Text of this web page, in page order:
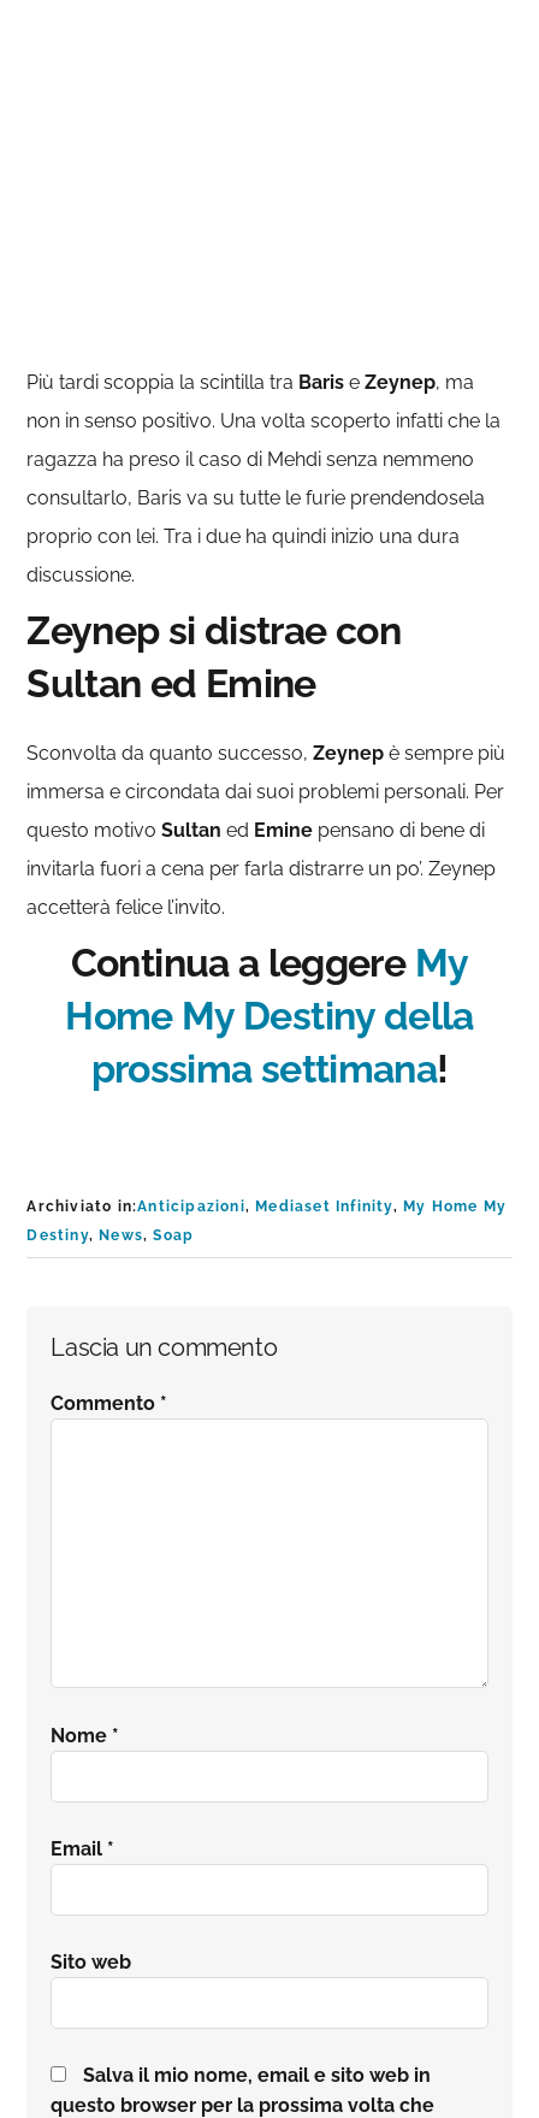
Più tardi scoppia la scintilla tra Baris eZeynep, ma
non in senso positivo. Una volta scoperto infatti che la
ragazza ha preso il caso di Mehdi senza nemmeno
consultarlo, Baris va su tutte le furie prendendosela
proprio con lei. Tra i due ha quindi inizio una dura
discussione.
Zeynep si distrae con
Sultan ed Emine
Sconvolta da quanto successo,Zeynep è sempre più
immersa e circondata dai suoi problemi personali. Per
questo motivoSultan ed Emine pensano di bene di
invitarla fuori a cena per farla distrarre un po’. Zeynep
accetterà felice l’invito.
Continua a leggere My
Home My Destiny della
prossima settimana!
Archiviato in:Anticipazioni, Mediaset Infinity, My Home My
Destiny, News,Soap
Interazioni
del
Lascia un commento
Commento *
Nome *
Email *
Sito web
Salva il mio nome, email e sito web in
questo browser per la prossima volta che